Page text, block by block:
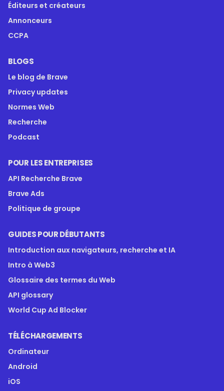
Éditeurs et créateurs
Annonceurs
CCPA
BLOGS
Le blog de Brave
Privacy updates
Normes Web
Recherche
Podcast
POUR LES ENTREPRISES
API Recherche Brave
Brave Ads
Politique de groupe
GUIDES POUR DÉBUTANTS
Introduction aux navigateurs, recherche et IA
Intro à Web3
Glossaire des termes du Web
API glossary
World Cup Ad Blocker
TÉLÉCHARGEMENTS
Ordinateur
Android
iOS